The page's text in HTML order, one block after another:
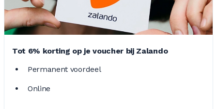
Tot 6% korting op je voucher bij Zalando
Permanent voordeel
Online